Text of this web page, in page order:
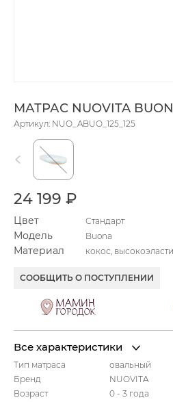
МАТРАС NUOVITA
Артикул: NUO_ABUO_125_125
24 199 ₽
Цвет Стандарт
Модель Buona
Материал кокос,
СООБЩИТЬ О ПОСТУПЛЕНИИ
Все характеристики
Тип матраса
овальный
Бренд
NUOVITA
Возраст
0 - 3 года